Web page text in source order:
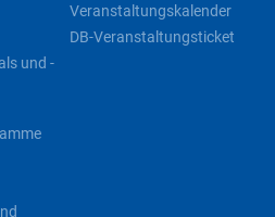
und -
Veranstaltungskalender
DB-Veranstaltungsticket